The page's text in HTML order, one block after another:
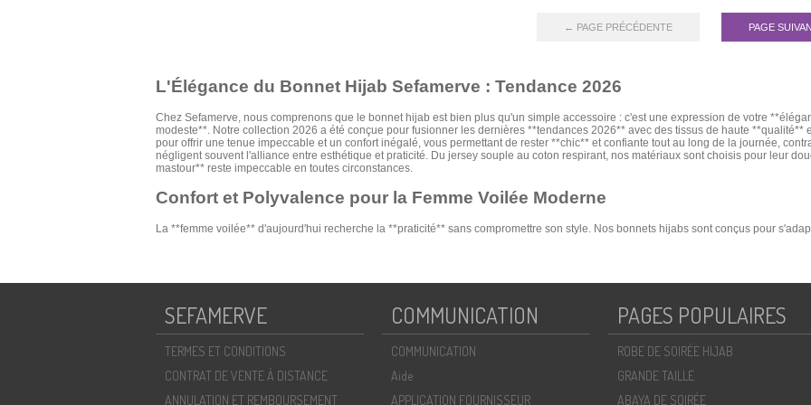
← PAGE PRÉCÉDENTE PAGE
L'Élégance du Bonnet Hijab Sefamerve : Tendance 2026
Chez Sefamerve, nous comprenons que le bonnet hijab est bien plus qu'un simple accessoire : c'est une expression de votre
modeste**. Notre collection 2026 a été conçue pour fusionner les dernières **tendances 2026** avec des tissus de haute **qualité**
pour offrir une tenue impeccable et un confort inégalé, vous permettant de rester **chic** et confiante tout au long de la journée,
négligent souvent l'alliance entre esthétique et praticité. Du jersey souple au coton respirant, nos matériaux sont choisis pour leur
mastour** reste impeccable en toutes circonstances.
Confort et Polyvalence pour la Femme Voilée Moderne
La **femme voilée** d'aujourd'hui recherche la **praticité** sans compromettre son style. Nos bonnets hijabs sont conçus pour
Pour choisir le **bonnet hijab** parfait, considérez la saison et le tissu : le coton pour l'été, le modal ou le jersey pour un confort toute
simple sera idéal pour le quotidien, tandis qu'un modèle avec des détails subtils pourra rehausser une tenue de soirée. N'oubliez
encore plus de choix et pour trouver l'accessoire parfait pour compléter votre look.
Nos Suggestions de Styles avec un Bonnet Hijab
un bonnet croisé noir avec une tunique moderne et un pantalon palazzo, créant un **look mastour** résolument **tendance 2026**.
ressemble.
SEFAMERVE
TERMES ET CONDITIONS
CONTRAT DE VENTE À DISTANCE
ANNULATION ET REMBOURSEMENT
COMMUNICATION
COMMUNICATION
Aide
APPLICATION FOURNISSEUR
PAGES POPULAIRES
ROBE DE SOIRÉE HIJAB
GRANDE TAILLE
ABAYA DE SOIRÉE